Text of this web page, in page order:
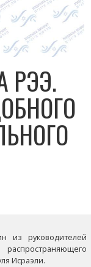
РЭЭ.
из руководителей
Исраэли.